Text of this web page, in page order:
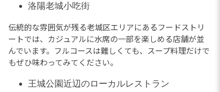
洛陽老城小吃街
伝統的な雰囲気が残る老城区エリアにあるフードストリ
ートでは、カジュアルに水席の一部を楽しめる店舗が並
んでいます。フルコースは難しくても、スープ料理だけで
もぜひ味わってみてください。
王城公園近辺のローカルレストラン